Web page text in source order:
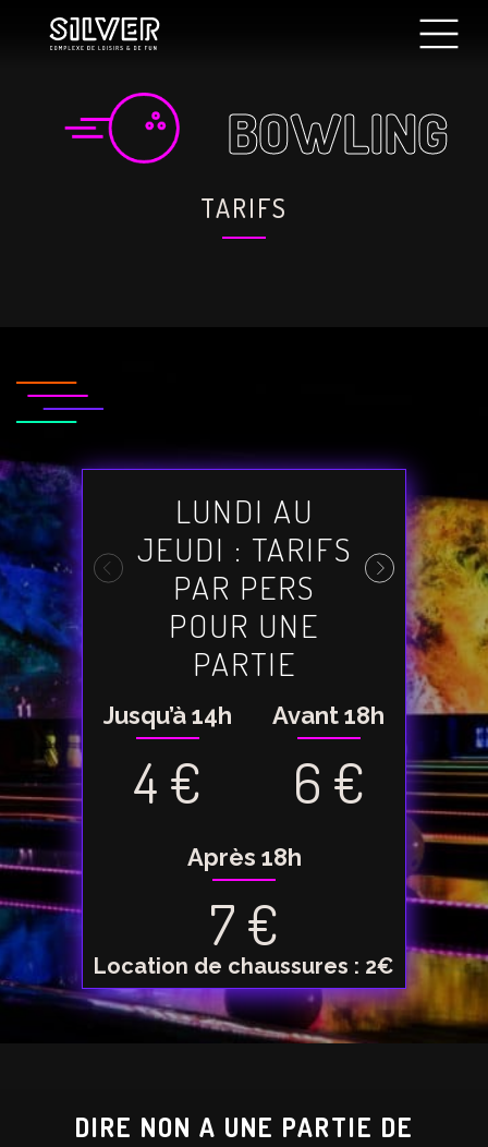
BOWLING
TARIFS
LUNDI AU
JEUDI : TARIFS
PAR PERS
POUR UNE
PARTIE
Jusqu’à 14h
4 €
Avant 18h
6 €
Après 18h
7 €
Location de chaussures : 2€
DIRE NON A UNE PARTIE DE